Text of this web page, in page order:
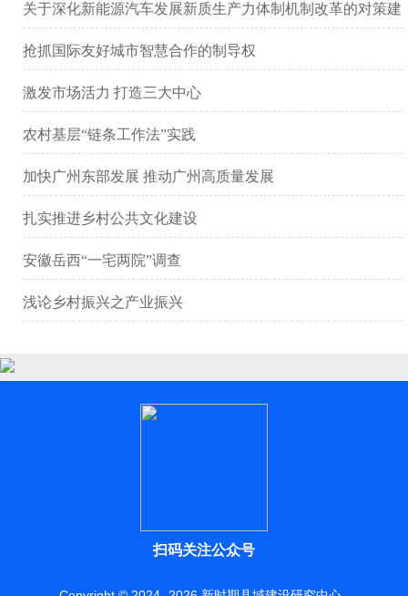
关于深化新能源汽车发展新质生产力体制机制改革的对策建
议 ——以广汽集团为例
抢抓国际友好城市智慧合作的制导权
激发市场活力 打造三大中心
农村基层“链条工作法”实践
加快广州东部发展 推动广州高质量发展
扎实推进乡村公共文化建设
安徽岳西“一宅两院”调查
浅论乡村振兴之产业振兴
扫码关注公众号